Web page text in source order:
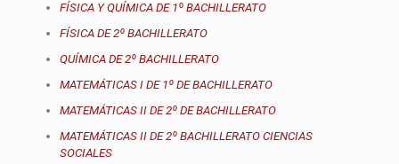
FÍSICA Y QUÍMICA DE 1º BACHILLERATO
FÍSICA DE 2º BACHILLERATO
QUÍMICA DE 2º BACHILLERATO
MATEMÁTICAS I DE 1º DE BACHILLERATO
MATEMÁTICAS II DE 2º DE BACHILLERATO
MATEMÁTICAS II DE 2º BACHILLERATO CIENCIAS
SOCIALES